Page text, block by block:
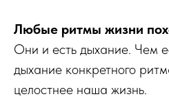
Любые ритмы жизни
Они и есть дыхание. Чем
дыхание конкретного
целостнее наша жизнь.